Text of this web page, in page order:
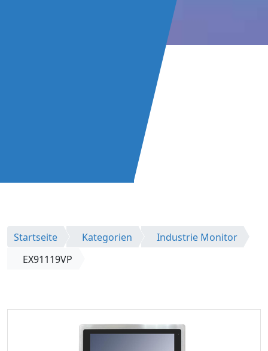
Startseite Kategorien
Industrie Monitor
EX91119VP